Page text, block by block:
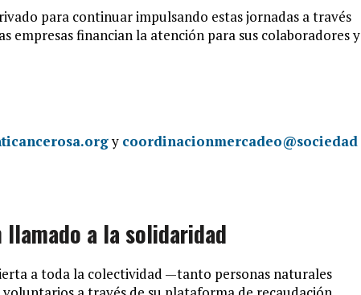
para continuar impulsando estas jornadas a través
empresas financian la atención para sus colaboradores y
y coordinacionmercadeo@sociedad
a la solidaridad
a toda la colectividad —tanto personas naturales